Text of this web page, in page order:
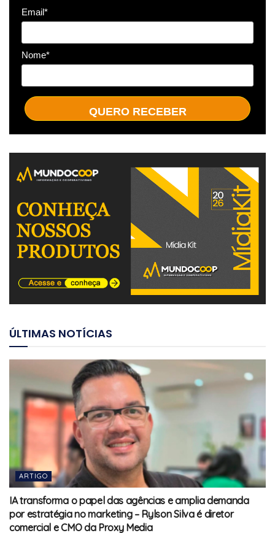
Email*
Nome*
QUERO RECEBER
ÚLTIMAS NOTÍCIAS
ARTIGO
IA transforma o papel das agências e amplia demanda
por estratégia no marketing – Rylson Silva é diretor
comercial e CMO da Proxy Media